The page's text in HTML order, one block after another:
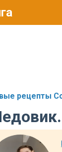
рецепты